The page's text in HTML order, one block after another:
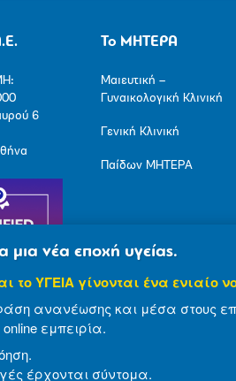
6
Το ΜΗΤΕΡΑ
Μαιευτική –
Γυναικολογική Κλινική
Γενική Κλινική
Παίδων ΜΗΤΕΡΑ
μια νέα εποχή υγείας.
το ΥΓΕΙΑ γίνονται ένα ενιαίο
ανανέωσης και μέσα στους
εμπειρία.
έρχονται σύντομα.